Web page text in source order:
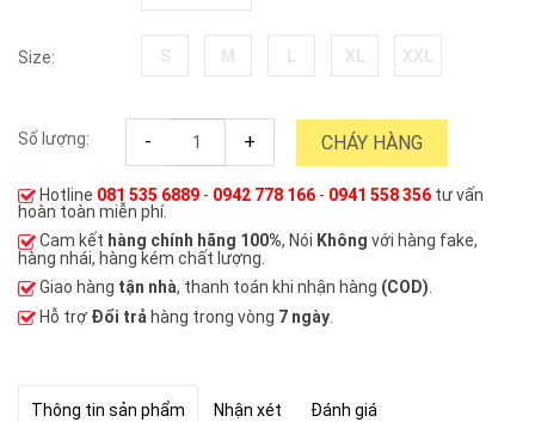
Size:
Số lượng: - + CHÁY HÀNG
Hotline 081 535 6889 - 0942 778 166 - 0941 558 356 tư vấn
hoàn toàn miễn phí.
Cam kết hàng chính hãng 100%, Nói Không với hàng fake,
hàng nhái, hàng kém chất lượng.
Giao hàng tận nhà, thanh toán khi nhận hàng (COD)
Hỗ trợ Đổi trả hàng trong vòng 7 ngày
Thông tin sản phẩm Nhận xét Đánh giá